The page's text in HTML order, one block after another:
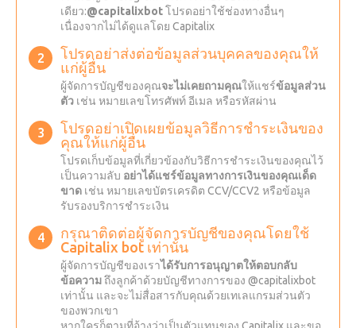
เดียว:@capitalixbotโปรดอย่าใช้ช่องทางอื่นๆ
เนื่องจากไม่ได้ดูแลโดย Capitalix
โปรดอย่าส่งต่อข้อมูลส่วนบุคคลของคุณให้
แก่ผู้อื่น
ผู้จัดการบัญชีของคุณจะไม่เคยถามคุณให้แชร์ข้อมูลส่วน
ตัว เช่น หมายเลขโทรศัพท์ อีเมล หรือรหัสผ่าน
โปรดอย่าเปิดเผยข้อมูลวิธีการชำระเงินของ
คุณให้แก่ผู้อื่น
โปรดเก็บข้อมูลที่เกี่ยวข้องกับวิธีการชำระเงินของคุณไว้
เป็นความลับ อย่าได้แชร์ข้อมูลทางการเงินของคุณเด็ด
ขาด เช่น หมายเลขบัตรเครดิต CCV/CCV2 หรือข้อมูล
รับรองบริการชำระเงิน
กรุณาติดต่อผู้จัดการบัญชีของคุณโดยใช้
Capitalix bot เท่านั้น
ผู้จัดการบัญชีของเราได้รับการอนุญาตให้ตอบกลับ
ข้อความถึงลูกค้าด้วยบัญชีทางการของ @capitalixbot
เท่านั้น และจะไม่สื่อสารกับคุณด้วยเทเลแกรมส่วนตัว
ของพวกเขา